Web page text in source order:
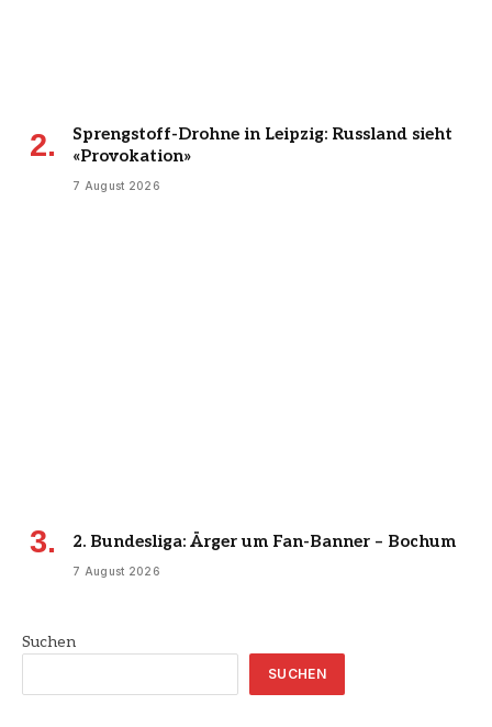
Sprengstoff-Drohne in Leipzig: Russland sieht
«Provokation»
7 August 2026
2. Bundesliga: Ärger um Fan-Banner – Bochum
7 August 2026
Suchen
SUCHEN